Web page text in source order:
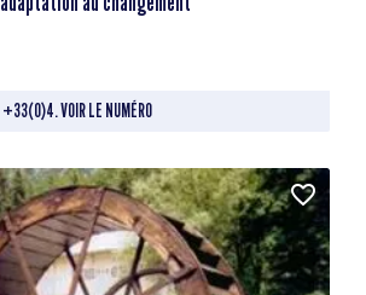
+33(0)4. VOIR LE NUMÉRO